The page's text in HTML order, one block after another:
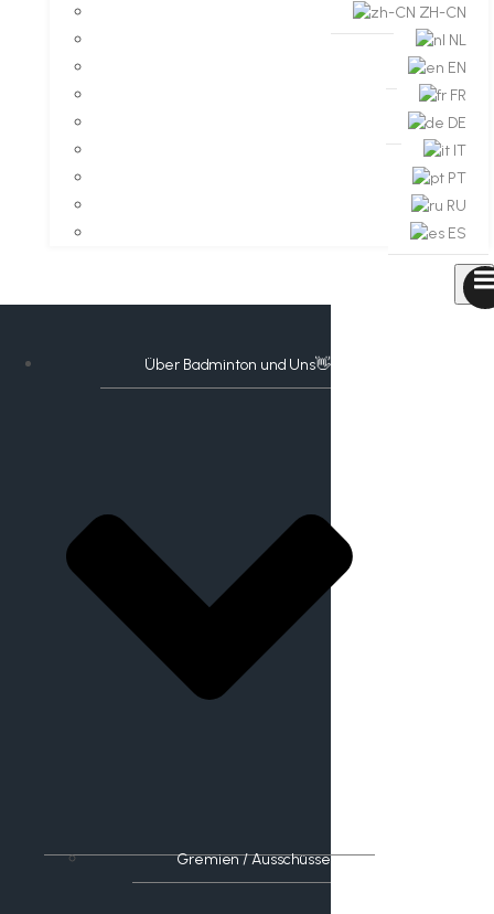
ZH-CN
NL
EN
FR
DE
IT
PT
RU
ES
Über Badminton und Uns👋
Gremien / Ausschüsse